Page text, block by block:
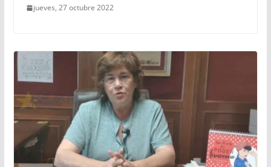
jueves, 27 octubre 2022